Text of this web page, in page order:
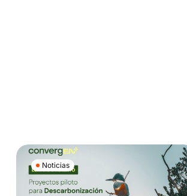
Noticias